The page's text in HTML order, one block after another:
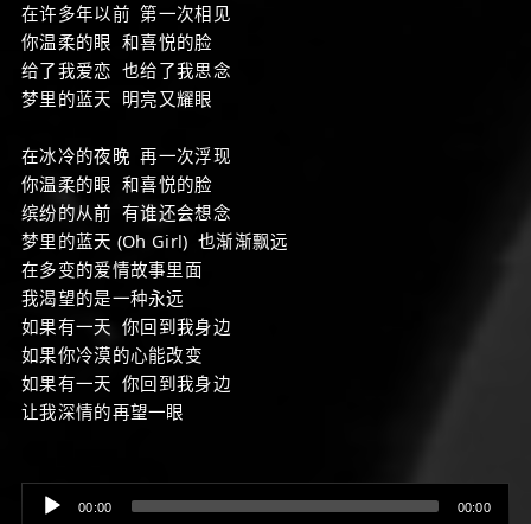
在许多年以前 第一次相见
你温柔的眼 和喜悦的脸
给了我爱恋 也给了我思念
梦里的蓝天 明亮又耀眼
在冰冷的夜晚 再一次浮现
你温柔的眼 和喜悦的脸
缤纷的从前 有谁还会想念
梦里的蓝天 (Oh Girl) 也渐渐飘远
在多变的爱情故事里面
我渴望的是一种永远
如果有一天 你回到我身边
如果你冷漠的心能改变
如果有一天 你回到我身边
让我深情的再望一眼
Audio
00:00 00:00